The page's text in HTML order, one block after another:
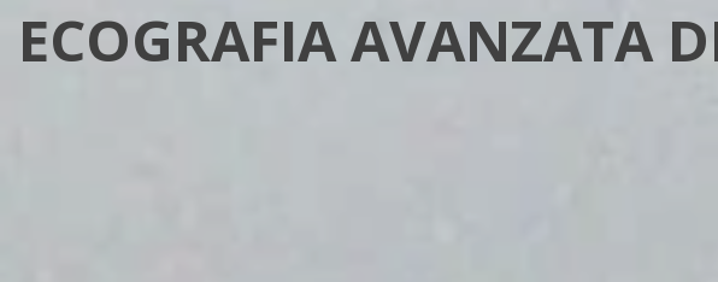
ECOGRAFIA AVANZATA